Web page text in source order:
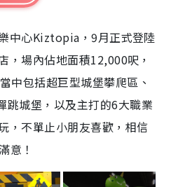
中心Kiztopia ，9月正式登陸
，場內佔地面積12,000呎，
中包括超巨型城堡攀爬區、
跳城堡，以及主打的6大職業
，不單止小朋友喜歡，相信
意！